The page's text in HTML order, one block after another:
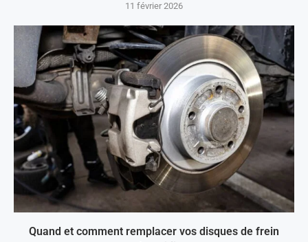
11 février 2026
Quand et comment remplacer vos disques de frein